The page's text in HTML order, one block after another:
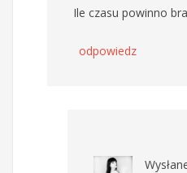
Ile czasu powinno
odpowiedz